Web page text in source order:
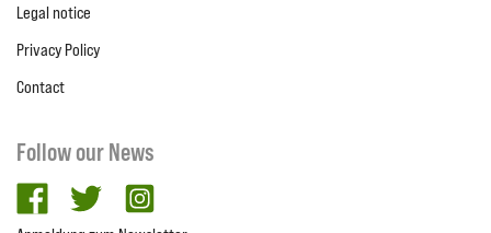
Legal notice
Privacy Policy
Contact
Follow our News
facebooktwitter